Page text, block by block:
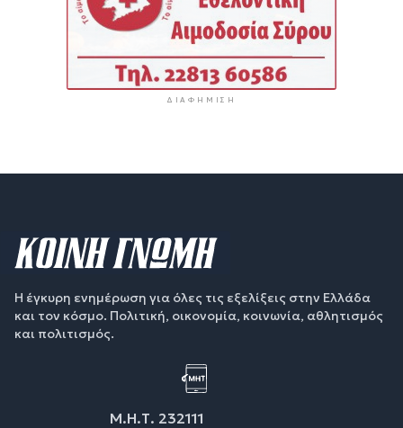
ΔΙΑΦΉΜΙΣΗ
Η έγκυρη ενημέρωση για όλες τις εξελίξεις στην Ελλάδα
και τον κόσμο. Πολιτική, οικονομία, κοινωνία, αθλητισμός
και πολιτισμός.
Μ.Η.Τ. 232111